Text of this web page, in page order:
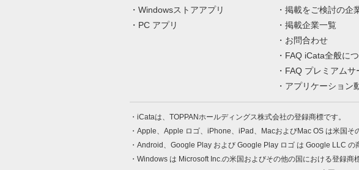
Windowsストアアプリ
PC アプリ
掲載をご検討の企
掲載企業一覧
お問合わせ
FAQ iCata全般に
FAQ プレミアムサ
アプリケーション
iCataは、TOPPANホールディングス株式会社の登録商標です。
Apple、Apple ロゴ、iPhone、iPad、MacおよびMac OS は米国そ
Android、Google Play および Google Play ロゴ は Google LLC の
Windows は Microsoft Inc.の米国およびその他の国における登録商